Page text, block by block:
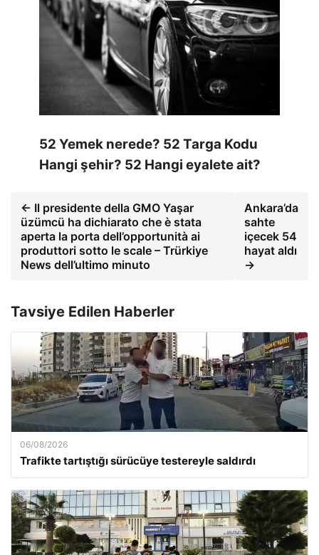
52 Yemek nerede? 52 Targa Kodu
Hangi şehir? 52 Hangi eyalete ait?
← Il presidente della GMO Yaşar
üzümcü ha dichiarato che è stata
aperta la porta dell’opportunità ai
produttori sotto le scale – Trürkiye
News dell’ultimo minuto
Ankara’da
sahte
içecek 54
hayat aldı
→
Tavsiye Edilen Haberler
06/08/2026
Trafikte tartıştığı sürücüye testereyle saldırdı